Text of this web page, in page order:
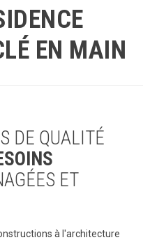
EN MAIN
DE QUALITÉ
ET
à l'architecture